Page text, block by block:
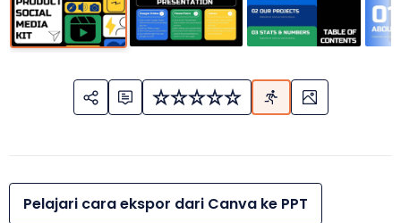
Pelajari cara ekspor dari Canva ke PPT